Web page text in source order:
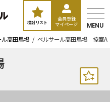
検討リスト
会員登録
マイページ
MENU
ル高田馬場 ベルサール高田馬場 控室A